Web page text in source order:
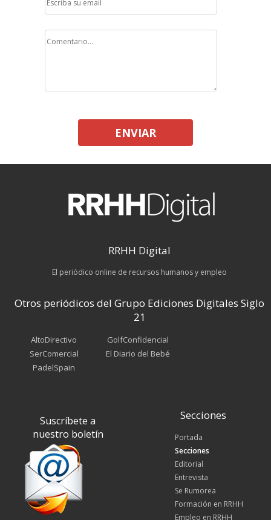
ENVIAR
RRHH Digital
El periódico online de recursos humanos y empleo
Otros periódicos del Grupo Ediciones Digitales Siglo
21
AltoDirectivo
SerComercial
PadelSpain
GolfConfidencial
El Diario del Bebé
Suscríbete a
nuestro boletín
Secciones
Portada
Secciones
Editorial
Entrevista
Se Rumorea
Formación en RRHH
Empleo en RRHH